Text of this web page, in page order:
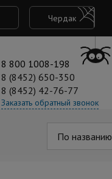
Чердак
8 800 1008-198
8 (8452) 650-350
8 (8452) 42-76-77
Заказать обратный звонок
По названию